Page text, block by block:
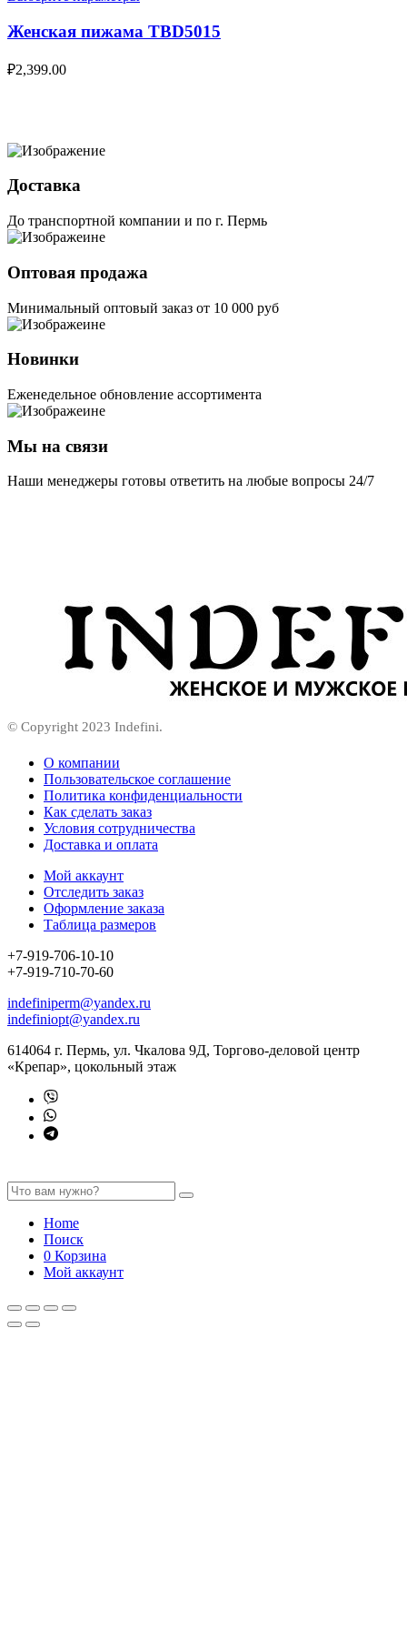
Женская пижама TBD5015
₽2,399.00
Доставка
До транспортной компании и по г. Пермь
Оптовая продажа
Минимальный оптовый заказ от 10 000 руб
Новинки
Еженедельное обновление ассортимента
Мы на связи
Наши менеджеры готовы ответить на любые вопросы 24/7
© Copyright 2023 Indefini.
О компании
Пользовательское соглашение
Политика конфиденциальности
Как сделать заказ
Условия сотрудничества
Доставка и оплата
Мой аккаунт
Отследить заказ
Оформление заказа
Таблица размеров
+7-919-706-10-10
+7-919-710-70-60
indefiniperm@yandex.ru
indefiniopt@yandex.ru
614064 г. Пермь, ул. Чкалова 9Д, Торгово-деловой центр
«Крепар», цокольный этаж
Home
Поиск
0 Корзина
Мой аккаунт